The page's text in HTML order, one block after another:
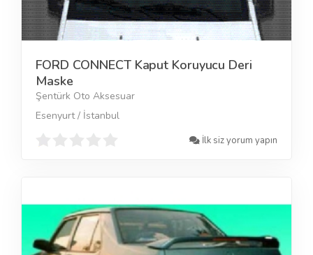
FORD CONNECT Kaput Koruyucu Deri
Maske
Şentürk Oto Aksesuar
Esenyurt / İstanbul
İlk siz yorum yapın